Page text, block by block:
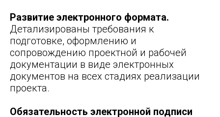
Развитие электронного формата.
Детализированы требования к
подготовке, оформлению и
сопровождению проектной и рабочей
документации в виде электронных
документов на всех стадиях реализации
проекта.
Обязательность электронной подписи